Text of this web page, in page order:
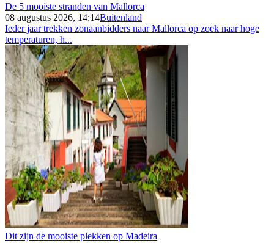
De 5 mooiste stranden van Mallorca
08 augustus 2026, 14:14Buitenland
Ieder jaar trekken zonaanbidders naar Mallorca op zoek naar hoge
temperaturen, h...
Dit zijn de mooiste plekken op Madeira